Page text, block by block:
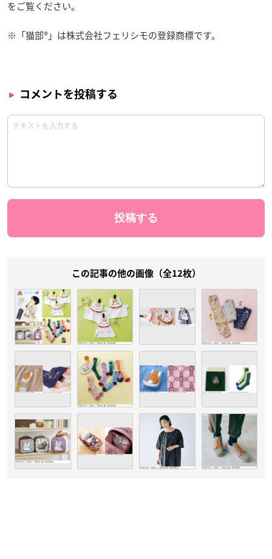
をご覧ください。
※「猫部®」は株式会社フェリシモの登録商標です。
コメントを投稿する
この記事の他の画像（全12枚）